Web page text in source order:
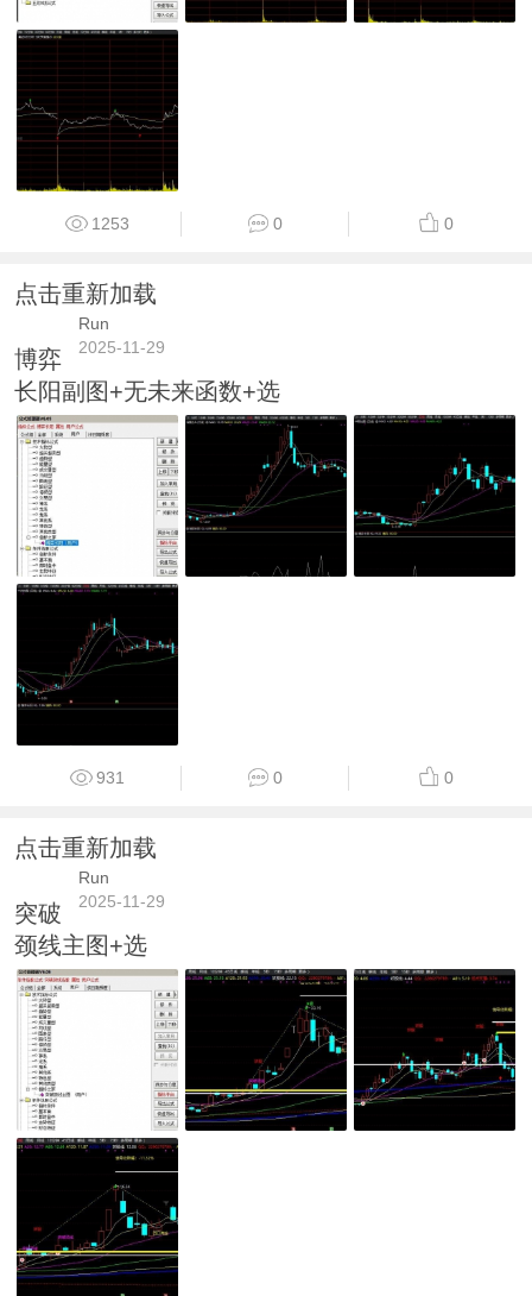
1253 0 0
点击重新加载
Run
2025-11-29
博弈
长阳副图+无未来函数+选
931 0 0
点击重新加载
Run
2025-11-29
突破
颈线主图+选